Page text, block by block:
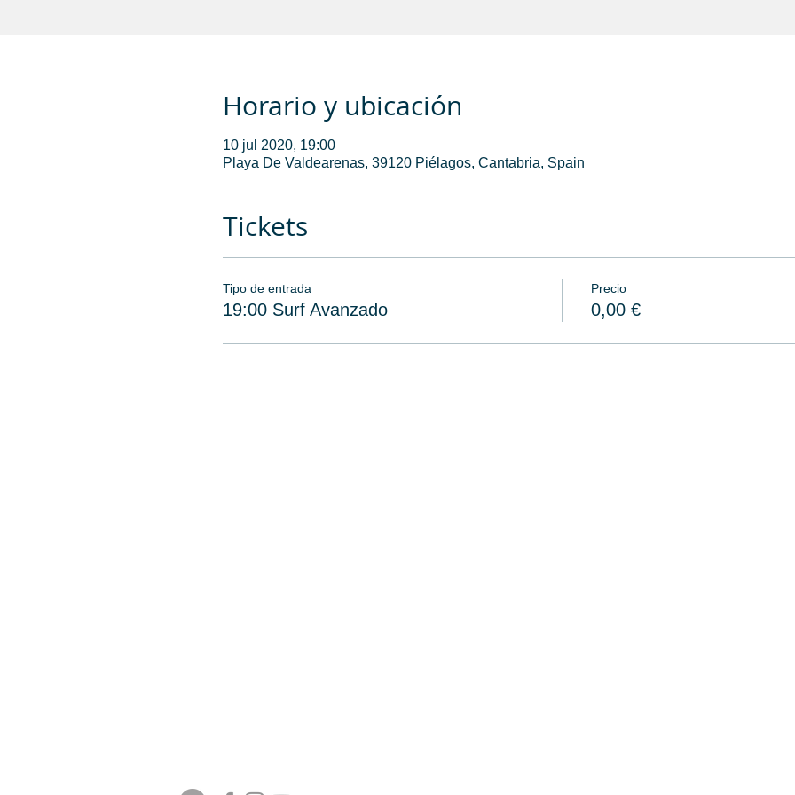
Horario y ubicación
10 jul 2020, 19:00
Playa De Valdearenas, 39120 Piélagos, Cantabria, Spain
Tickets
Tipo de entrada
19:00 Surf Avanzado
Precio
0,00 €